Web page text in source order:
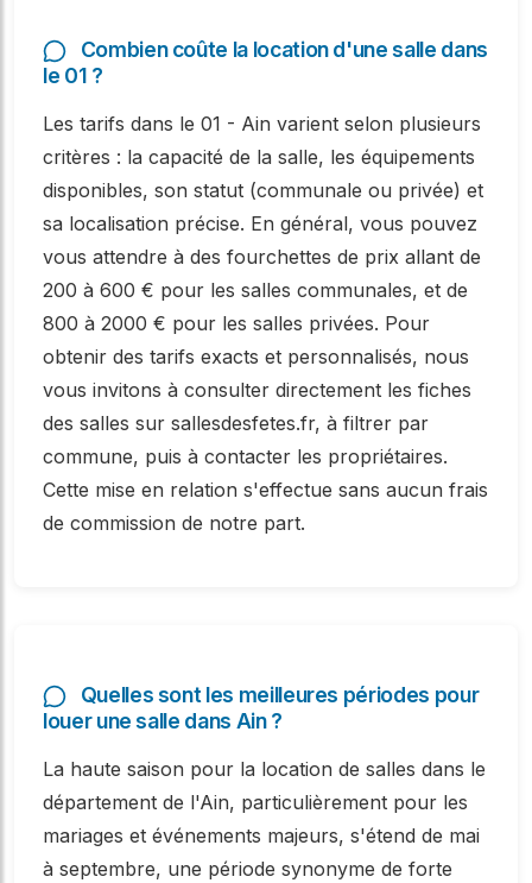
Combien coûte la location d'une salle dans
le 01 ?
Les tarifs dans le 01 - Ain varient selon plusieurs
critères : la capacité de la salle, les équipements
disponibles, son statut (communale ou privée) et
sa localisation précise. En général, vous pouvez
vous attendre à des fourchettes de prix allant de
200 à 600 € pour les salles communales, et de
800 à 2000 € pour les salles privées. Pour
obtenir des tarifs exacts et personnalisés, nous
vous invitons à consulter directement les fiches
des salles sur sallesdesfetes.fr, à filtrer par
commune, puis à contacter les propriétaires.
Cette mise en relation s'effectue sans aucun frais
de commission de notre part.
Quelles sont les meilleures périodes pour
louer une salle dans Ain ?
La haute saison pour la location de salles dans le
département de l'Ain, particulièrement pour les
mariages et événements majeurs, s'étend de mai
à septembre, une période synonyme de forte